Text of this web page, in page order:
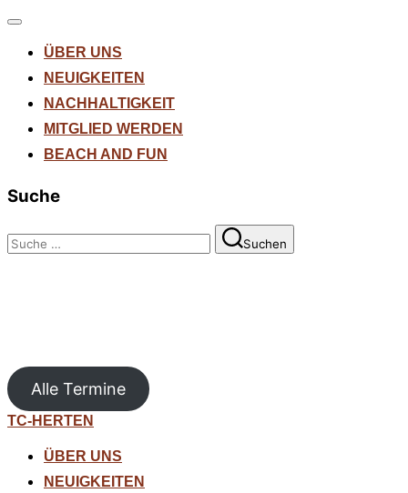
Navigation
umschalten
ÜBER UNS
NEUIGKEITEN
NACHHALTIGKEIT
MITGLIED WERDEN
BEACH AND FUN
Suche
Suchen
nach:
Suchen
Alle Termine
Zum
springen
TC-HERTEN
ÜBER UNS
NEUIGKEITEN